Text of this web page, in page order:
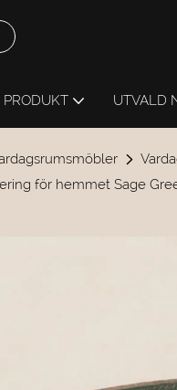
PRODUKT UTVALD
för hemmet Sage